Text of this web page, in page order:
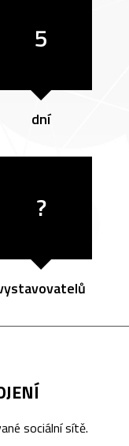
5
dní
?
sociální sítě.